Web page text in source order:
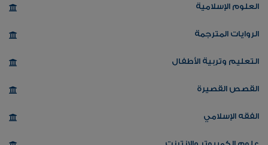
العلوم الإسلامية
الروايات المترجمة
التعليم وتربية الأطفال
القصص القصيرة
الفقه الإسلامي